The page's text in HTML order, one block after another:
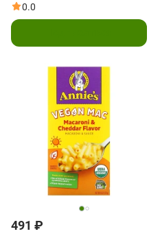
кроликов без
клейковины, с какао и
г)
0.0
491 ₽